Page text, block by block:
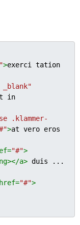
>exerci tation
in
.klammer-
>at vero eros
="#">
></a> duis ...
href="#">